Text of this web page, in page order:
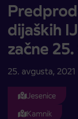
dijaških
začne 25.
25. avgusta, 2021
Jesenice
Kamnik